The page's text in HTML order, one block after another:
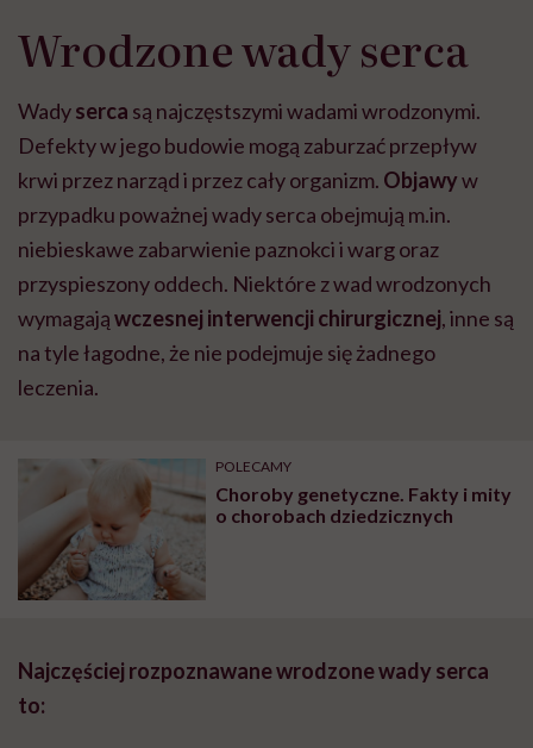
Wrodzone wady serca
Wadyserca są najczęstszymi wadami wrodzonymi.
Defekty w jego budowie mogą zaburzać przepływ
krwi przez narząd i przez cały organizm. Objawyw
przypadku poważnej wady serca obejmują m.in.
niebieskawe zabarwienie paznokci i warg oraz
przyspieszony oddech. Niektóre z wad wrodzonych
wymagająwczesnej interwencji chirurgicznej, inne są
na tyle łagodne, że nie podejmuje się żadnego
leczenia.
POLECAMY
Choroby genetyczne. Fakty i mity
o chorobach dziedzicznych
Najczęściej rozpoznawane wrodzone wady serca
to: